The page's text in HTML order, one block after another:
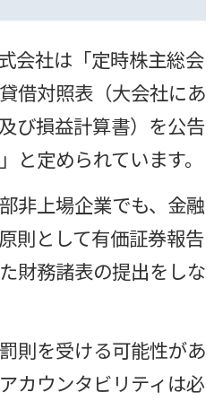
会社は「定時株主総会
借対照表（大会社にあ
び損益計算書）を公告
と定められています。
非上場企業でも、金融
則として有価証券報告
財務諸表の提出をしな
則を受ける可能性があ
カウンタビリティは必